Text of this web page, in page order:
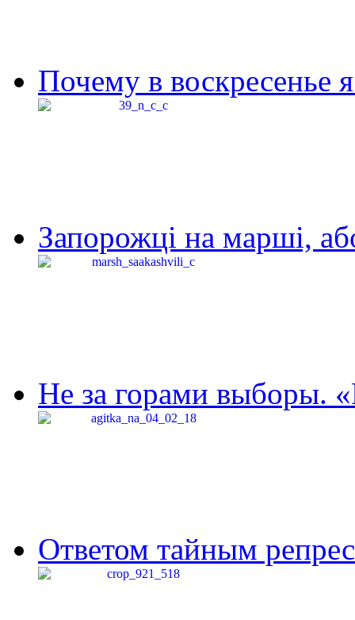
Почему в воскресенье
Запорожці на марші,
Не за горами выборы.
Ответом тайным